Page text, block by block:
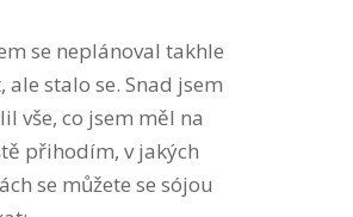
se neplánoval takhle
ale stalo se. Snad jsem
vše, co jsem měl na
přihodím, v jakých
se můžete se sójou